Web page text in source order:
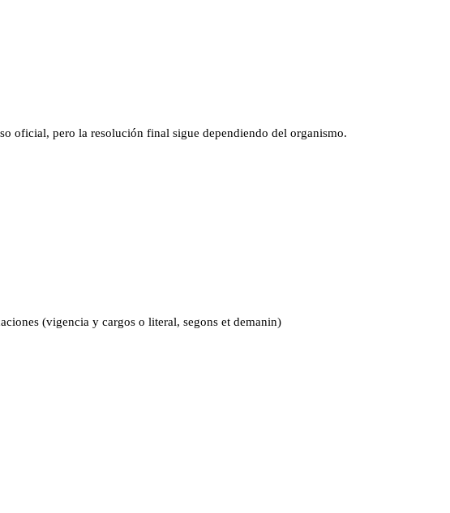
oficial, pero la resolución final sigue dependiendo del organismo.
(vigencia y cargos o literal, segons et demanin)